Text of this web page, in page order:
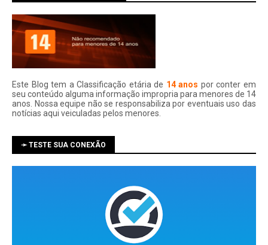
Este Blog tem a Classificação etária de 14 anos por conter em
seu conteúdo alguma informação impropria para menores de 14
anos. Nossa equipe não se responsabiliza por eventuais uso das
notí­cias aqui veiculadas pelos menores.
➛ TESTE SUA CONEXÃO